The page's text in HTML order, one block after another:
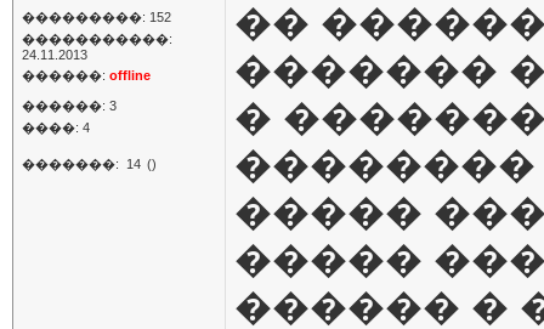
���������: 152
�����������:
24.11.2013
������: offline
������: 3
����: 4
�������: 14 ()
��
�������
�
��������
�����
�����
������ �